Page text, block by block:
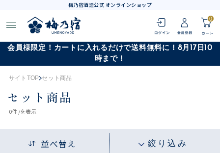
梅乃宿酒造公式 オンラインショップ
0
会員様限定！カートに入れるだけで送料無料に！8月17日10
時まで！
サイトTOP セット商品
セット商品
0件 /を表示
並べ替え 絞り込み